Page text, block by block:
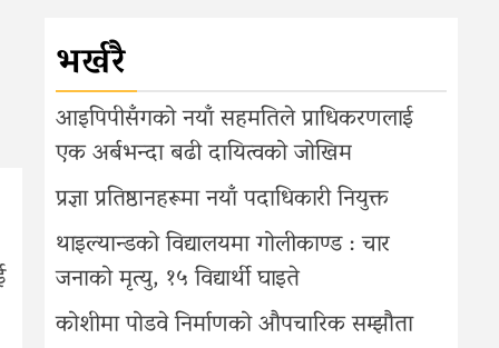
भर्खरै
आइपिपीसँगको नयाँ सहमतिले प्राधिकरणलाई
एक अर्बभन्दा बढी दायित्वको जोखिम
प्रज्ञा प्रतिष्ठानहरूमा नयाँ पदाधिकारी नियुक्त
थाइल्यान्डको विद्यालयमा गोलीकाण्ड : चार
जनाको मृत्यु, १५ विद्यार्थी घाइते
कोशीमा पोडवे निर्माणको औपचारिक सम्झौता